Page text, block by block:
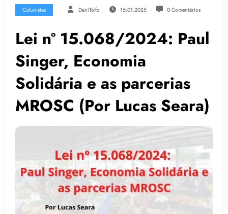
Colunistas DaniTolfo 15.01.2025 0 Comentários
Lei nº 15.068/2024: Paul
Singer, Economia
Solidária e as parcerias
MROSC (Por Lucas Seara)